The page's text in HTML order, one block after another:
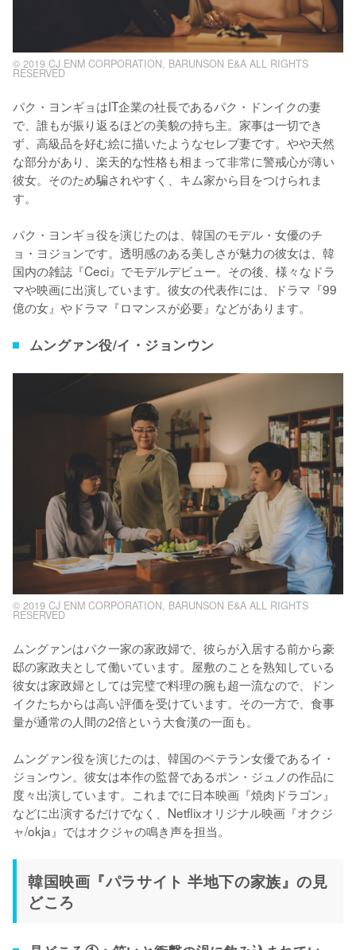
© 2019 CJ ENM CORPORATION, BARUNSON E&A ALL RIGHTS
RESERVED
パク・ヨンギョはIT企業の社長であるパク・ドンイクの妻
で、誰もが振り返るほどの美貌の持ち主。家事は一切でき
ず、高級品を好む絵に描いたようなセレブ妻です。やや天然
な部分があり、楽天的な性格も相まって非常に警戒心が薄い
彼女。そのため騙されやすく、キム家から目をつけられま
す。
パク・ヨンギョ役を演じたのは、韓国のモデル・女優のチ
ョ・ヨジョンです。透明感のある美しさが魅力の彼女は、韓
国内の雑誌『Ceci』でモデルデビュー。その後、様々なドラ
マや映画に出演しています。彼女の代表作には、ドラマ『99
億の女』やドラマ『ロマンスが必要』などがあります。
ムングァン役/イ・ジョンウン
© 2019 CJ ENM CORPORATION, BARUNSON E&A ALL RIGHTS
RESERVED
ムングァンはパク一家の家政婦で、彼らが入居する前から豪
邸の家政夫として働いています。屋敷のことを熟知している
彼女は家政婦としては完璧で料理の腕も超一流なので、ドン
イクたちからは高い評価を受けています。その一方で、食事
量が通常の人間の2倍という大食漢の一面も。
ムングァン役を演じたのは、韓国のベテラン女優であるイ・
ジョンウン。彼女は本作の監督であるポン・ジュノの作品に
度々出演しています。これまでに日本映画『焼肉ドラゴン』
などに出演するだけでなく、Netflixオリジナル映画『オクジ
ャ/okja』ではオクジャの鳴き声を担当。
韓国映画『パラサイト 半地下の家族』の見
どころ